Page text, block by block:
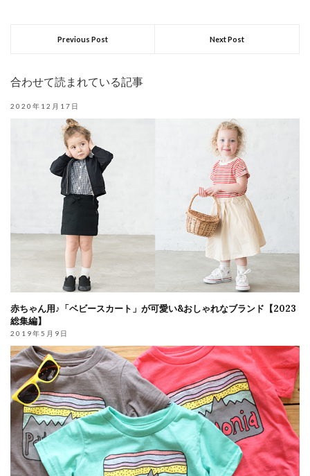
Previous Post Next Post
合わせて読まれている記事
2020年12月17日
赤ちゃん用♪「ベビースカート」が可愛い&おしゃれなブランド【2023
総集編】
2019年5月9日